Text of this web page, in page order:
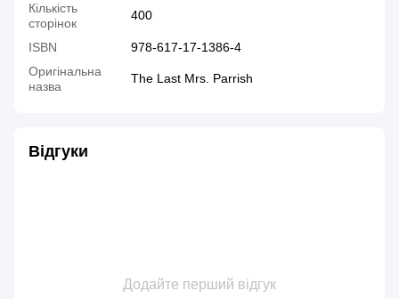
Кількість
сторінок
400
ISBN
978-617-17-1386-4
Оригінальна
назва
The Last Mrs. Parrish
Відгуки
Додайте перший відгук